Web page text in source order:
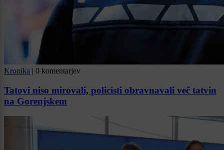
Kronika | 0 komentarjev
Tatovi niso mirovali, policisti obravnavali več tatvin
na Gorenjskem